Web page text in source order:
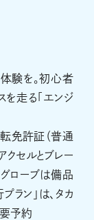
体験を。初心者
を走る「エンジ
免許証（普通
セルとブレー
グローブは備品
ラン」は、タカ
要予約